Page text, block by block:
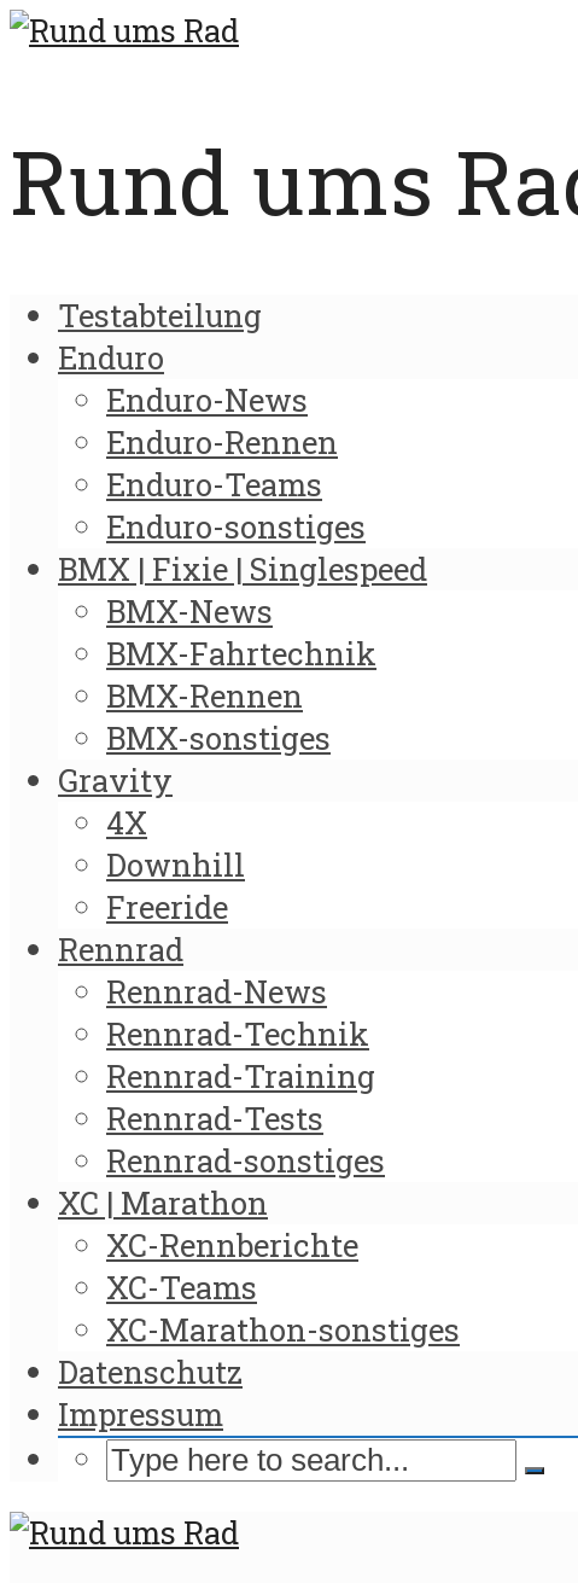
Rund ums
Testabteilung
Enduro
Enduro-News
Enduro-Rennen
Enduro-Teams
Enduro-sonstiges
BMX | Fixie | Singlespeed
BMX-News
BMX-Fahrtechnik
BMX-Rennen
BMX-sonstiges
Gravity
4X
Downhill
Freeride
Rennrad
Rennrad-News
Rennrad-Technik
Rennrad-Training
Rennrad-Tests
Rennrad-sonstiges
XC | Marathon
XC-Rennberichte
XC-Teams
XC-Marathon-sonstiges
Datenschutz
Impressum